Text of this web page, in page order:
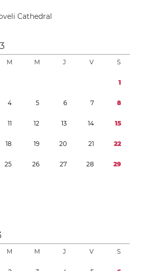
Cathedral
M M J V S
1
4 5 6 7 8
11 12 13 14 15
18 19 20 21 22
25 26 27 28 29
M M J V S